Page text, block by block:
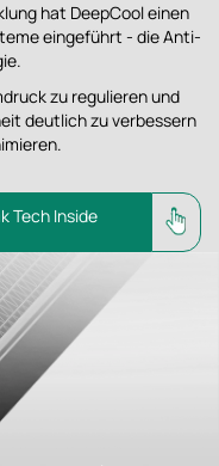
hat DeepCool einen
eingeführt - die Anti-
zu regulieren und
deutlich zu verbessern
Tech Inside